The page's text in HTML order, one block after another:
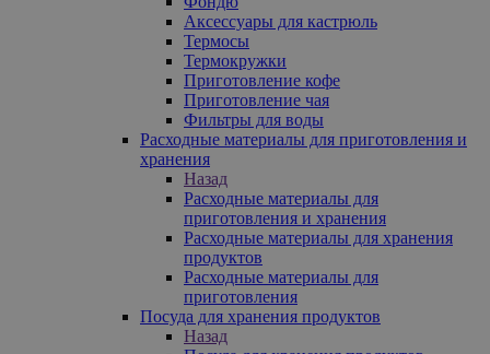
Аксессуары для кастрюль
Термосы
Термокружки
Приготовление кофе
Приготовление чая
Фильтры для воды
Расходные материалы для приготовления и
хранения
Назад
Расходные материалы для
приготовления и хранения
Расходные материалы для хранения
продуктов
Расходные материалы для
приготовления
Посуда для хранения продуктов
Назад